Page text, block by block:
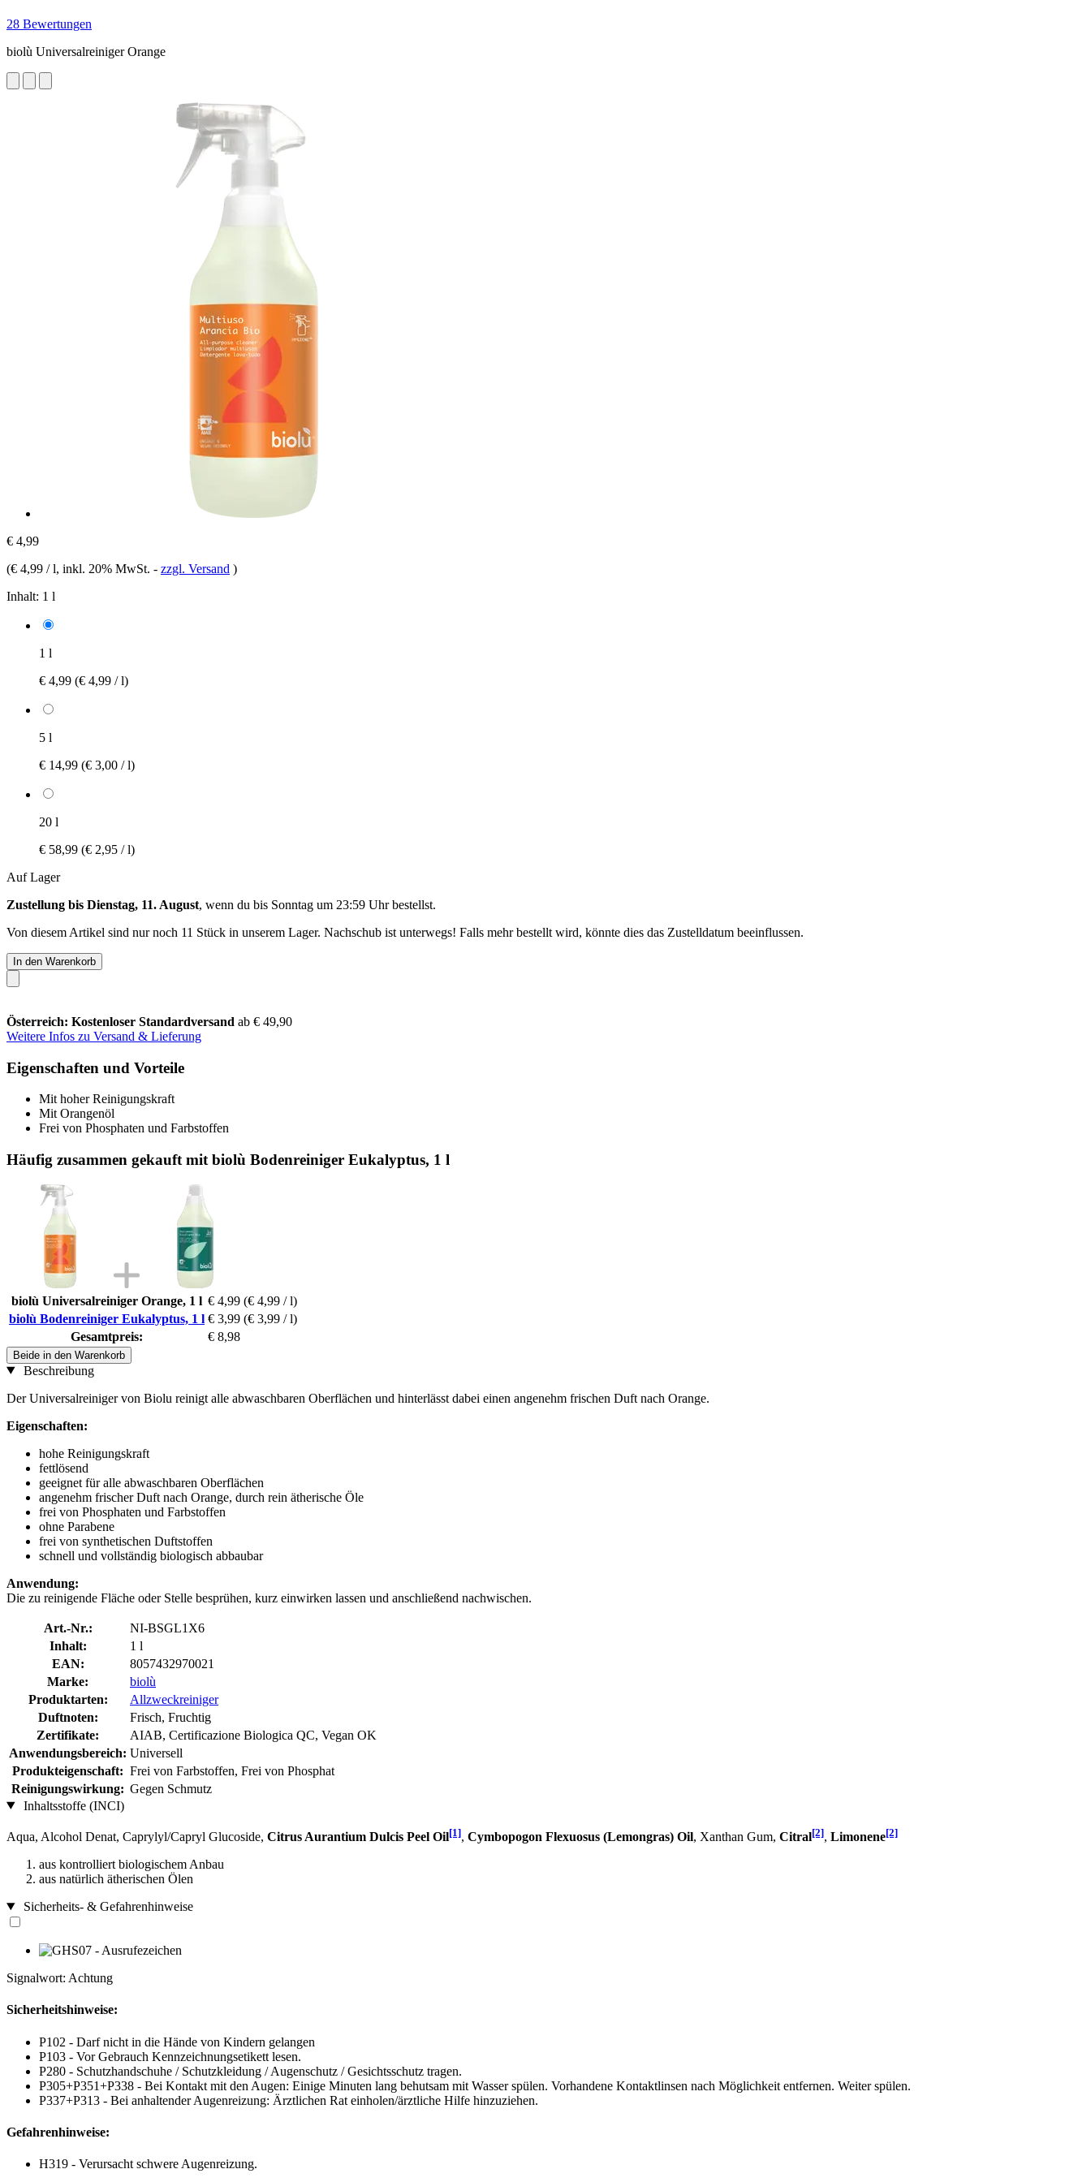
28 Bewertungen
biolù Universalreiniger Orange
€ 4,99
(€ 4,99 / l, inkl. 20% MwSt. - zzgl. Versand )
Inhalt: 1 l
1 l
€ 4,99 (€ 4,99 / l)
5 l
€ 14,99 (€ 3,00 / l)
20 l
€ 58,99 (€ 2,95 / l)
Auf Lager
Zustellung bis Dienstag, 11. August, wenn du bis Sonntag um 23:59 Uhrbestellst.
Von diesem Artikel sind nur noch 11 Stück in unserem Lager. Nachschub ist unterwegs! Falls mehr bestellt wird, könnte dies das Zustelldatum beeinflussen.
In den Warenkorb
Österreich: Kostenloser Standardversand ab € 49,90
Weitere Infos zu Versand & Lieferung
Eigenschaften und Vorteile
Mit hoher Reinigungskraft
Mit Orangenöl
Frei von Phosphaten und Farbstoffen
Häufig zusammen gekauft mit biolù Bodenreiniger Eukalyptus, 1 l
biolù Universalreiniger Orange, 1 l € 4,99 (€ 4,99 / l)
biolù Bodenreiniger Eukalyptus, 1 l € 3,99 (€ 3,99 / l)
Gesamtpreis:
€ 8,98
Beide in den Warenkorb
Beschreibung
Der Universalreiniger von Biolu reinigt alle abwaschbaren Oberflächen und hinterlässt dabei einen angenehm frischen Duft nach Orange.
Eigenschaften:
hohe Reinigungskraft
fettlösend
geeignet für alle abwaschbaren Oberflächen
angenehm frischer Duft nach Orange, durch rein ätherische Öle
frei von Phosphaten und Farbstoffen
ohne Parabene
frei von synthetischen Duftstoffen
schnell und vollständig biologisch abbaubar
Anwendung:
Die zu reinigende Fläche oder Stelle besprühen, kurz einwirken lassen und anschließend nachwischen.
Art.-Nr.:
NI-BSGL1X6
Inhalt:
1 l
EAN:
8057432970021
Marke:
biolù
Produktarten:
Allzweckreiniger
Duftnoten:
Frisch, Fruchtig
Zertifikate:
AIAB, Certificazione Biologica QC, Vegan OK
Anwendungsbereich: Universell
Produkteigenschaft: Frei von Farbstoffen, Frei von Phosphat
Reinigungswirkung: Gegen Schmutz
Inhaltsstoffe (INCI)
Aqua, Alcohol Denat, Caprylyl/Capryl Glucoside, Citrus Aurantium Dulcis Peel Oil[1], Cymbopogon Flexuosus (Lemongras) Oil, Xanthan Gum, Citral[2], Limonene[2]
aus kontrolliert biologischem Anbau
aus natürlich ätherischen Ölen
Sicherheits- & Gefahrenhinweise
Signalwort: Achtung
Sicherheitshinweise:
P102 - Darf nicht in die Hände von Kindern gelangen
P103 - Vor Gebrauch Kennzeichnungsetikett lesen.
P280 - Schutzhandschuhe / Schutzkleidung / Augenschutz / Gesichtsschutz tragen.
P305+P351+P338 - Bei Kontakt mit den Augen: Einige Minuten lang behutsam mit Wasser spülen. Vorhandene Kontaktlinsen nach Möglichkeit entfernen. Weiter spülen.
P337+P313 - Bei anhaltender Augenreizung: Ärztlichen Rat einholen/ärztliche Hilfe hinzuziehen.
Gefahrenhinweise:
H319 - Verursacht schwere Augenreizung.